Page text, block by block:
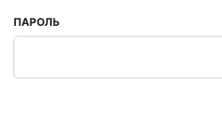
ПАРОЛЬ